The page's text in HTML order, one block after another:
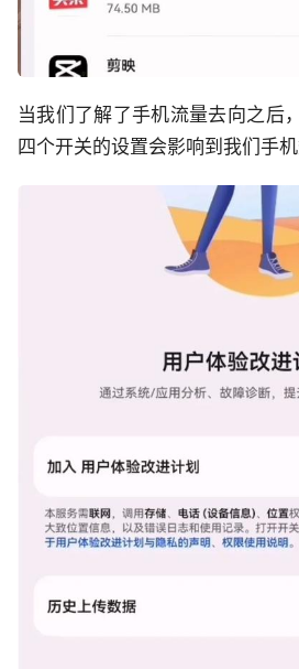
当我们了解了手机流量去向之后
四个开关的设置会影响到我们手机